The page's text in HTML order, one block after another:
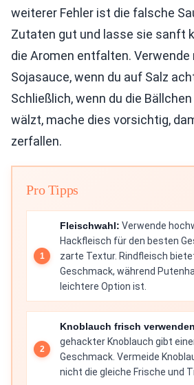
weiterer Fehler ist die falsche
Zutaten gut und lasse sie sanft
die Aromen entfalten.
Sojasauce, wenn du auf Salz
Schließlich, wenn du die
wälzt, mache dies vorsichtig,
zerfallen.
Pro Tipps
Fleischwahl: Verwende
Hackfleisch für den besten
zarte Textur. Rindfleisch
Geschmack, während
leichtere Option ist.
Knoblauch frisch
gehackter Knoblauch gibt
Geschmack. Vermeide
nicht die gleiche Frische und